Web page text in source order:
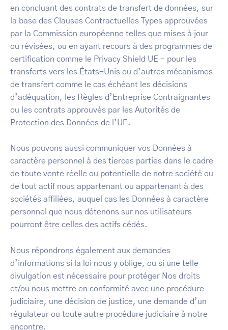
en concluant des contrats de transfert de données, sur
la base des Clauses Contractuelles Types approuvées
par la Commission européenne telles que mises à jour
ou révisées, ou en ayant recours à des programmes de
certification comme le Privacy Shield UE - pour les
transferts vers les États-Unis ou d’autres mécanismes
de transfert comme le cas échéant les décisions
d’adéquation, les Règles d’Entreprise Contraignantes
ou les contrats approuvés par les Autorités de
Protection des Données de l’UE.
Nous pouvons aussi communiquer vos Données à
caractère personnel à des tierces parties dans le cadre
de toute vente réelle ou potentielle de notre société ou
de tout actif nous appartenant ou appartenant à des
sociétés affiliées, auquel cas les Données à caractère
personnel que nous détenons sur nos utilisateurs
pourront être celles des actifs cédés.
Nous répondrons également aux demandes
d’informations si la loi nous y oblige, ou si une telle
divulgation est nécessaire pour protéger Nos droits
et/ou nous mettre en conformité avec une procédure
judiciaire, une décision de justice, une demande d’un
régulateur ou toute autre procédure judiciaire à notre
encontre.